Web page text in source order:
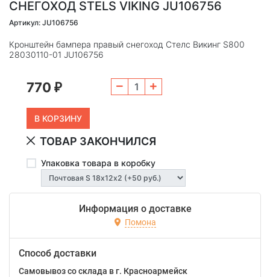
СНЕГОХОД STELS VIKING JU106756
Артикул: JU106756
Кронштейн бампера правый снегоход Стелс Викинг S800
28030110-01 JU106756
770 ₽
ТОВАР ЗАКОНЧИЛСЯ
Упаковка товара в коробку
Информация о доставке
Помона
Способ доставки
Самовывоз со склада в г. Красноармейск